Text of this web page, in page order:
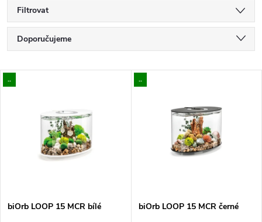
Filtrovat
Ř
a
Doporučujeme
Nejprodávanější
Abecedně
V
s
..
biOrb LOOP 15 MCR bílé
..
biOrb LOOP 15 MCR černé